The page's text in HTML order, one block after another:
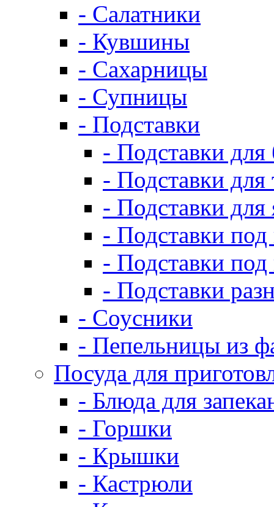
- Салатники
- Кувшины
- Сахарницы
- Супницы
- Подставки
- Подставки
- Подставки для
- Подставки для
- Подставки
- Подставки под
- Подставки
- Соусники
- Пепельницы из
Посуда для
- Блюда для
- Горшки
- Крышки
- Кастрюли